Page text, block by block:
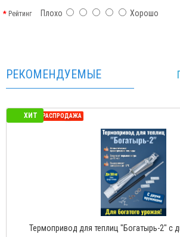
РейтингПлохо Хорошо
РЕКОМЕНДУЕМЫЕ
ХИТ
СЕЗОННАЯ РАСПРОДАЖА
Термопривод для теплиц "Богатырь-2" с